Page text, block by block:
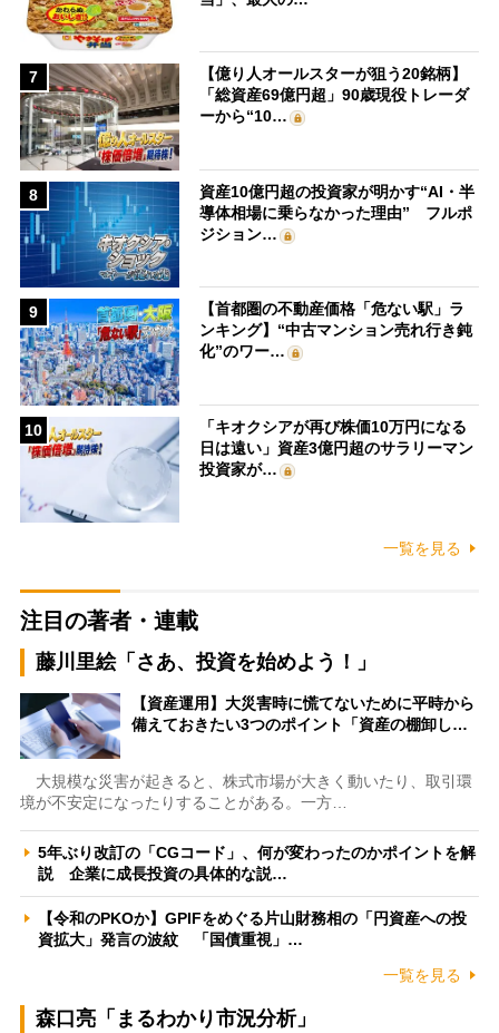
7
【億り人オールスターが狙う20銘柄】
「総資産69億円超」90歳現役トレーダ
ーから“10…
8
資産10億円超の投資家が明かす“AI・半
導体相場に乗らなかった理由” フルポ
ジション…
9
【首都圏の不動産価格「危ない駅」ラ
ンキング】“中古マンション売れ行き鈍
化”のワー…
10
「キオクシアが再び株価10万円になる
日は遠い」資産3億円超のサラリーマン
投資家が…
一覧を見る
注目の著者・連載
藤川里絵「さあ、投資を始めよう！」
【資産運用】大災害時に慌てないために平時から
備えておきたい3つのポイント「資産の棚卸し…
大規模な災害が起きると、株式市場が大きく動いたり、取引環
境が不安定になったりすることがある。一方…
5年ぶり改訂の「CGコード」、何が変わったのかポイントを解
説 企業に成長投資の具体的な説…
【令和のPKOか】GPIFをめぐる片山財務相の「円資産への投
資拡大」発言の波紋 「国債重視」…
一覧を見る
森口亮「まるわかり市況分析」